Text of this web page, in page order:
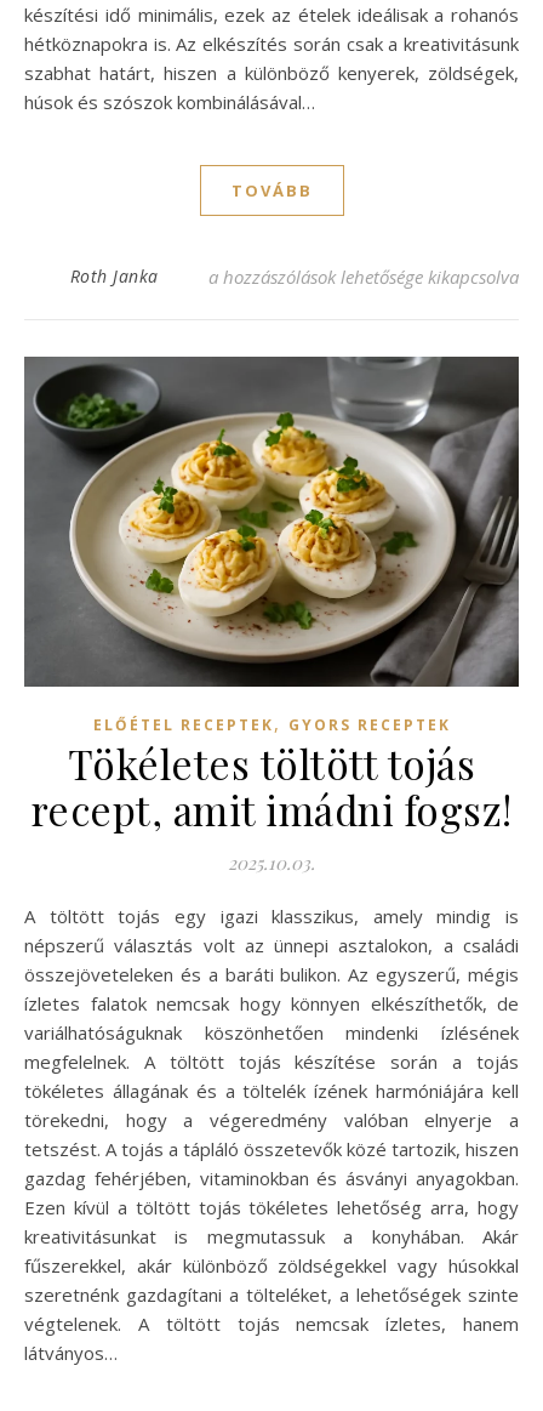
készítési idő minimális, ezek az ételek ideálisak a rohanós
hétköznapokra is. Az elkészítés során csak a kreativitásunk
szabhat határt, hiszen a különböző kenyerek, zöldségek,
húsok és szószok kombinálásával…
TOVÁBB
Roth Janka Frissítő hideg szendvics receptek –
a hozzászólások lehetősége kikapcsolva
ELŐÉTEL RECEPTEK, GYORS RECEPTEK
Tökéletes töltött tojás
recept, amit imádni fogsz!
2025.10.03.
A töltött tojás egy igazi klasszikus, amely mindig is
népszerű választás volt az ünnepi asztalokon, a családi
összejöveteleken és a baráti bulikon. Az egyszerű, mégis
ízletes falatok nemcsak hogy könnyen elkészíthetők, de
variálhatóságuknak köszönhetően mindenki ízlésének
megfelelnek. A töltött tojás készítése során a tojás
tökéletes állagának és a töltelék ízének harmóniájára kell
törekedni, hogy a végeredmény valóban elnyerje a
tetszést. A tojás a tápláló összetevők közé tartozik, hiszen
gazdag fehérjében, vitaminokban és ásványi anyagokban.
Ezen kívül a töltött tojás tökéletes lehetőség arra, hogy
kreativitásunkat is megmutassuk a konyhában. Akár
fűszerekkel, akár különböző zöldségekkel vagy húsokkal
szeretnénk gazdagítani a tölteléket, a lehetőségek szinte
végtelenek. A töltött tojás nemcsak ízletes, hanem
látványos…